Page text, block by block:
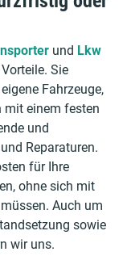
und Lkw
Sie
Fahrzeuge,
mit einem festen
und
Reparaturen.
für Ihre
ohne sich mit
Auch um
sowie
wir uns.